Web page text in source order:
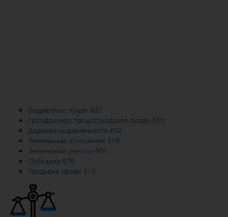
Бюджетное право 537
Гражданское процессуальное право 515
Дарение недвижимости 452
Земельные отношения 518
Земельный участок 654
Субсидии 679
Трудовое право 510